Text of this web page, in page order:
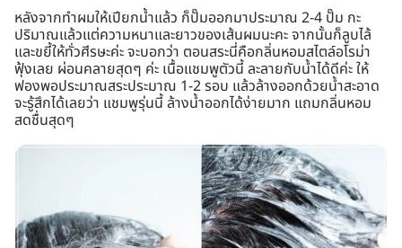
หลังจากทำผมให้เปียกน้ำแล้ว ก็ปั๊มออกมาประมาณ 2-4 ปั๊ม กะ
ปริมาณแล้วแต่ความหนาและยาวของเส้นผมนะคะ จากนั้นก็ลูบไล้
และขยี้ให้ทั่วศีรษะค่ะ จะบอกว่า ตอนสระนี่คือกลิ่นหอมสไตล์อโรม่า
ฟุ้งเลย ผ่อนคลายสุดๆ ค่ะ เนื้อแชมพูตัวนี้ ละลายกับน้ำได้ดีค่ะ ให้
ฟองพอประมาณสระประมาณ 1-2 รอบ แล้วล้างออกด้วยน้ำสะอาด
จะรู้สึกได้เลยว่า แชมพูรุ่นนี้ ล้างน้ำออกได้ง่ายมาก แถมกลิ่นหอม
สดชื่นสุดๆ